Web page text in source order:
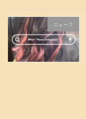
ニュース